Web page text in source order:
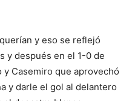
y eso se reflejó
y después en el 1-0 de
Casemiro que aprovechó
y darle el gol al delantero